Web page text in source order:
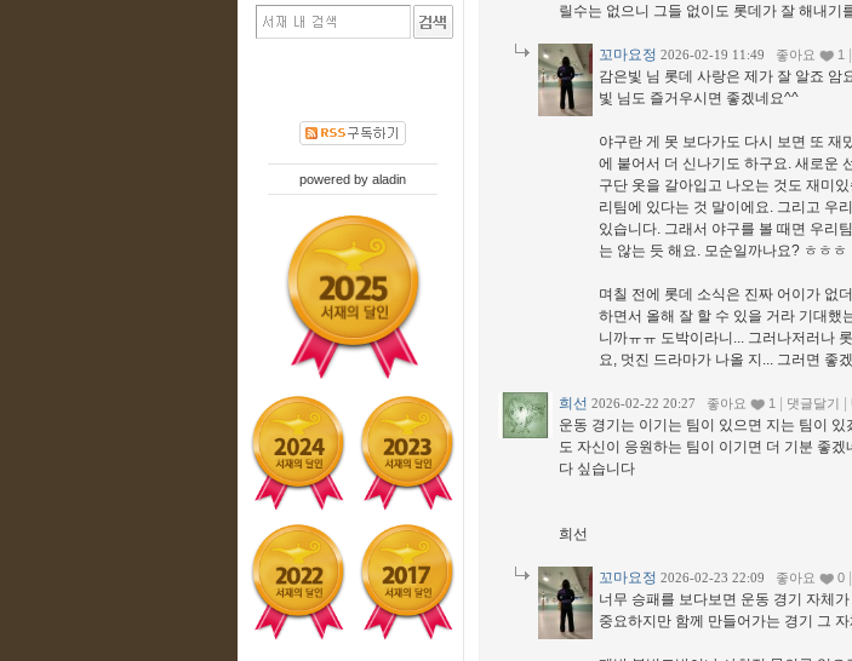
powered by aladin
릴수는 없으니 그들 없이도 롯데가 잘 해내기
꼬마요정 2026-02-19 11:49 좋아요 1
감은빛 님 롯데 사랑은 제가 잘 알죠 암
빛 님도 즐거우시면 좋겠네요^^
야구란 게 못 보다가도 다시 보면 또 재
에 붙어서 더 신나기도 하구요. 새로운
구단 옷을 갈아입고 나오는 것도 재미
리팀에 있다는 것 말이에요. 그리고 우
있습니다. 그래서 야구를 볼 때면 우리
는 않는 듯 해요. 모순일까나요? ㅎㅎㅎ
며칠 전에 롯데 소식은 진짜 어이가 없
하면서 올해 잘 할 수 있을 거라 기대했
니까ㅠㅠ 도박이라니... 그러나저러나
요, 멋진 드라마가 나올 지... 그러면 좋
희선 2026-02-22 20:27 좋아요 1 댓글달기
운동 경기는 이기는 팀이 있으면 지는 팀이
도 자신이 응원하는 팀이 이기면 더 기분 좋
다 싶습니다
희선
꼬마요정 2026-02-23 22:09 좋아요 0
너무 승패를 보다보면 운동 경기 자체
중요하지만 함께 만들어가는 경기 그